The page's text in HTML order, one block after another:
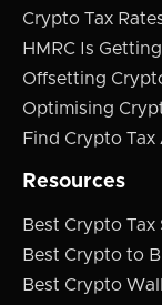
Crypto Tax
HMRC Is
Offsetting
Optimising
Find Crypto Tax
Resources
Best Crypto Tax
Best Crypto to
Best Crypto